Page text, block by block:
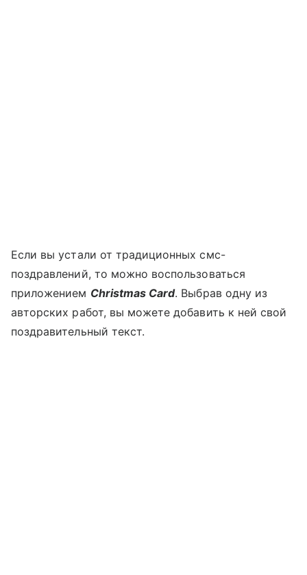
Если вы устали от традиционных смс-
поздравлений, то можно воспользоваться
приложением Christmas Card. Выбрав одну из
авторских работ, вы можете добавить к ней свой
поздравительный текст.